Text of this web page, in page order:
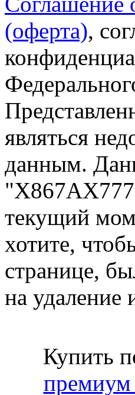
(оферта),
являться
данным.
"Х867АХ777"
текущий
хотите,
странице,
на
Купить
премиум